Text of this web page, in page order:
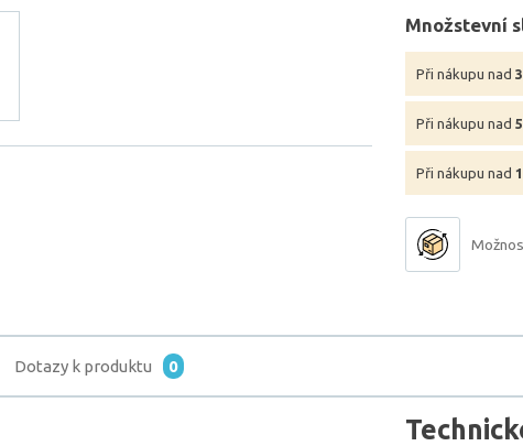
Množstevní
Při nákupu nad
Při nákupu nad
Při nákupu nad
Dotazy k produktu 0